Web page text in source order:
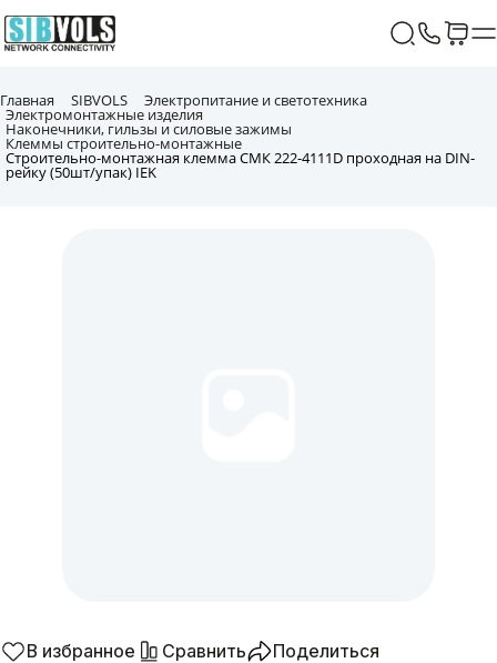
Главная SIBVOLS Электропитание и светотехника
Электромонтажные изделия
Наконечники, гильзы и силовые зажимы
Клеммы строительно-монтажные
Строительно-монтажная клемма СМК 222-4111D проходная на DIN-
рейку (50шт/упак) IEK
В избранное Сравнить Поделиться